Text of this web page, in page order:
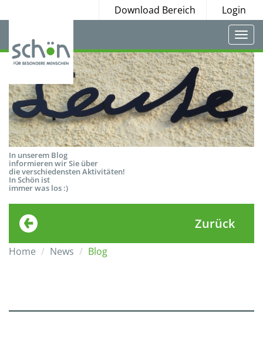
Download Bereich Login
In unserem Blog
informieren wir Sie über
die verschiedensten Aktivitäten!
In Schön ist
immer was los :)
Zurück
Home News Blog